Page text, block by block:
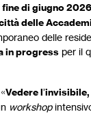
fine di giugno 2026
delle
delle
in progress per il
Vedere l’
workshop